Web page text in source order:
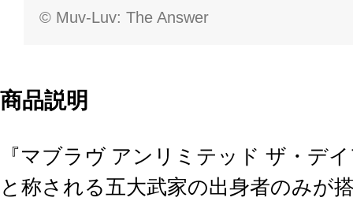
© Muv-Luv: The Answer
商品説明
『マブラヴ アンリミテッド ザ・デ
と称される五大武家の出身者のみが